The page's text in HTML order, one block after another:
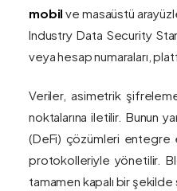
mobil ve masaüstü
Industry Data Security
veya hesap numaraları,
Veriler, asimetrik
noktalarına iletilir. Bunun
(DeFi) çözümleri entegre
protokolleriyle yönetilir.
tamamen kapalı bir şekilde